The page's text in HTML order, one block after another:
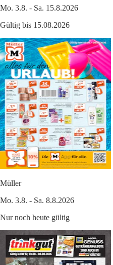
Mo. 3.8. - Sa. 15.8.2026
Gültig bis 15.08.2026
Müller
Mo. 3.8. - Sa. 8.8.2026
Nur noch heute gültig